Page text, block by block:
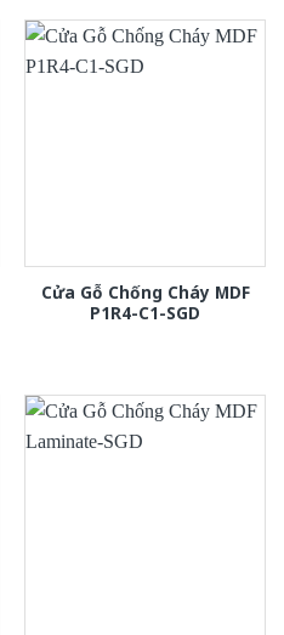
Cửa Gỗ Chống Cháy MDF
P1R4-C1-SGD